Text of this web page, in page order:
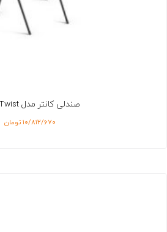
صندلی کانتر مدل Twist هلگر
۱۰/۸۱۲/۶۷۰ تومان